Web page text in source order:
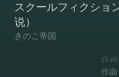
スクールフィクショ
说）
きのこ帝国
作
作